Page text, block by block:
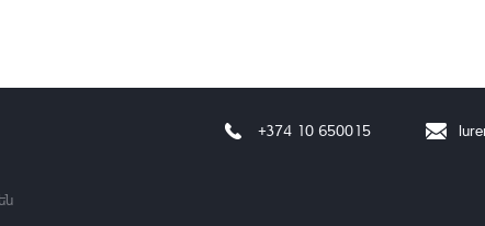
+374 10 650015